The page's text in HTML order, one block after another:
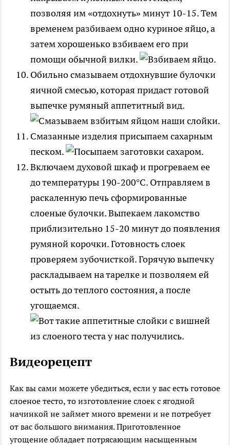
позволяя им «отдохнуть» минут 10-15. Тем
временем разбиваем одно куриное яйцо, а
затем хорошенько взбиваем его при
помощи обычной вилки.
Обильно смазываем отдохнувшие булочки
яичной смесью, которая придаст готовой
выпечке румяный аппетитный вид.
Смазанные изделия присыпаем сахарным
песком.
Включаем духовой шкаф и прогреваем ее
до температуры 190-200°С. Отправляем в
раскаленную печь сформированные
слоеные булочки. Выпекаем лакомство
приблизительно 15-20 минут до появления
румяной корочки. Готовность слоек
проверяем зубочисткой. Горячую выпечку
раскладываем на тарелке и позволяем ей
остыть до теплого состояния, а после
угощаемся.
Видеорецепт
Как вы сами можете убедиться, если у вас есть готовое
слоеное тесто, то изготовление слоек с ягодной
начинкой не займет много времени и не потребует
от вас большого внимания. Приготовленное
угощение обладает потрясающим насыщенным